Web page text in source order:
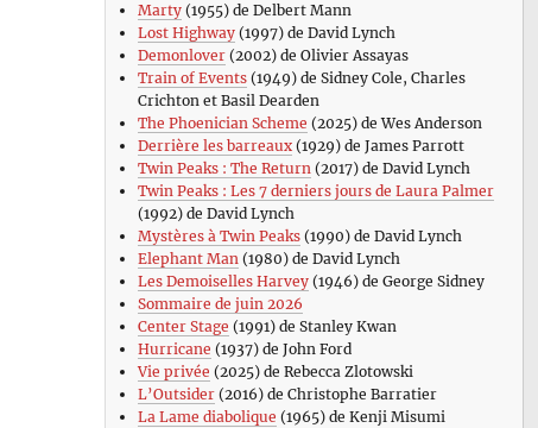
Marty(1955) de Delbert Mann
Lost Highway(1997) de David Lynch
Demonlover(2002) de Olivier Assayas
Train of Events(1949) de Sidney Cole, Charles
Crichton et Basil Dearden
The Phoenician Scheme (2025) de Wes Anderson
Derrière les barreaux(1929) de James Parrott
Twin Peaks : The Return(2017) de David Lynch
Twin Peaks : Les 7 derniers jours de Laura Palmer
(1992) de David Lynch
Mystères à Twin Peaks(1990) de David Lynch
Elephant Man(1980) de David Lynch
Les Demoiselles Harvey(1946) de George Sidney
Sommaire de juin 2026
Center Stage (1991) de Stanley Kwan
Hurricane (1937) de John Ford
Vie privée (2025) de Rebecca Zlotowski
L’Outsider(2016) de Christophe Barratier
La Lame diabolique (1965) de Kenji Misumi